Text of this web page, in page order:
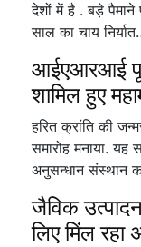
देशों में है . बड़े पैमाने
साल का चाय
आईएआरआई
शामिल हुए
हरित क्रांति की
समारोह मनाया. यह
अनुसन्धान संस्थान
जैविक
लिए मिंल रहा